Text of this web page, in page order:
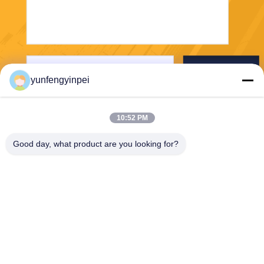
yunfengyinpei
10:52 PM
Good day, what product are you looking for?